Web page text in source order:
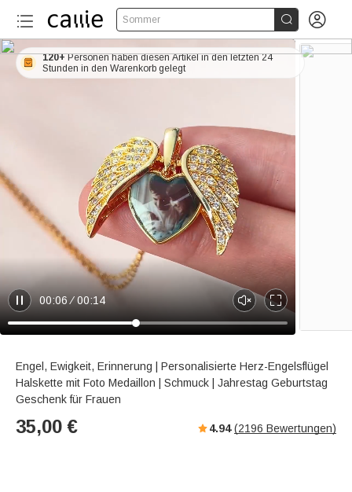
Sommer  
P
a
e
00:06 00:14
U
n
t
e
E
n
e
r
l
120+Personen haben diesen Artikel in den letzten 24
Stunden in den Warenkorb gelegt
Engel, Ewigkeit, Erinnerung | Personalisierte Herz-Engelsflügel
Halskette mit Foto Medaillon | Schmuck | Jahrestag Geburtstag
Geschenk für Frauen
35,00 € 4.94 (2196 Bewertungen)